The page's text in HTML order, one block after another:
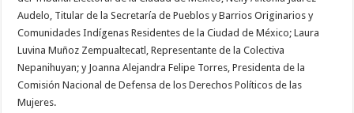
Audelo, Titular de la Secretaría de Pueblos y Barrios Originarios y
Comunidades Indígenas Residentes de la Ciudad de México; Laura
Luvina Muñoz Zempualtecatl, Representante de la Colectiva
Nepanihuyan; y Joanna Alejandra Felipe Torres, Presidenta de la
Comisión Nacional de Defensa de los Derechos Políticos de las
Mujeres.